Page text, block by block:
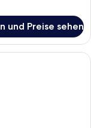
und Preise sehen